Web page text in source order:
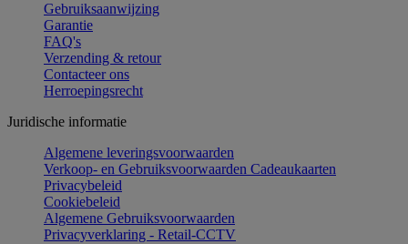
Gebruiksaanwijzing
Garantie
FAQ's
Verzending & retour
Contacteer ons
Herroepingsrecht
Juridische informatie
Algemene leveringsvoorwaarden
Verkoop- en Gebruiksvoorwaarden Cadeaukaarten
Privacybeleid
Cookiebeleid
Algemene Gebruiksvoorwaarden
Privacyverklaring - Retail-CCTV